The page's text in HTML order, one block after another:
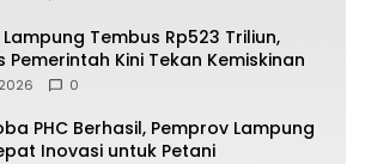
Lampung Tembus Rp523 Triliun,
Pemerintah Kini Tekan Kemiskinan
0
PHC Berhasil, Pemprov Lampung
Inovasi untuk Petani